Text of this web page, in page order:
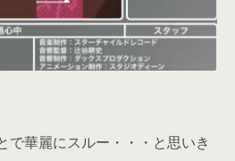
で華麗にスルー・・・と思いき